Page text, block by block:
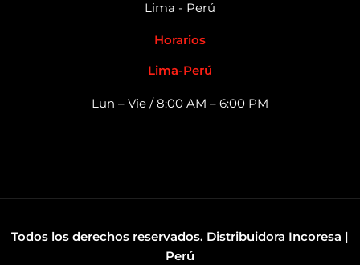
Lima - Perú
Horarios
Lima-Perú
Lun – Vie / 8:00 AM – 6:00 PM
Todos los derechos reservados. Distribuidora Incoresa |
Perú